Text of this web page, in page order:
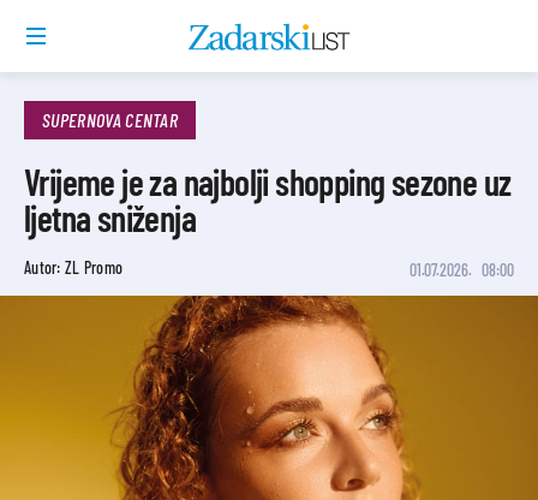
SUPERNOVA CENTAR
Vrijeme je za najbolji shopping sezone uz
ljetna sniženja
Autor: ZL Promo 01.07.2026. 08:00